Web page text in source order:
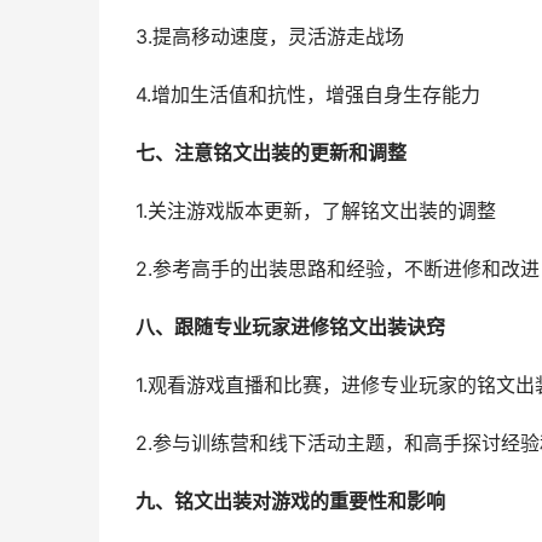
3.提高移动速度，灵活游走战场
4.增加生活值和抗性，增强自身生存能力
七、注意铭文出装的更新和调整
1.关注游戏版本更新，了解铭文出装的调整
2.参考高手的出装思路和经验，不断进修和改进
八、跟随专业玩家进修铭文出装诀窍
1.观看游戏直播和比赛，进修专业玩家的铭文出
2.参与训练营和线下活动主题，和高手探讨经
九、铭文出装对游戏的重要性和影响